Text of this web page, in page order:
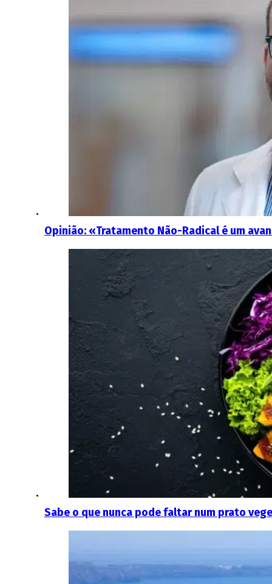
Opinião: «Tratamento Não-Radical é um
Sabe o que nunca pode faltar num prato